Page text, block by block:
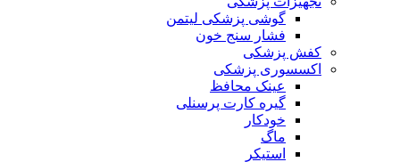
گوشی پزشکی لیتمن
فشار سنج خون
کفش پزشکی
اکسسوری پزشکی
عینک محافظ
گیره کارت پرسنلی
خودکار
ماگ
استیکر